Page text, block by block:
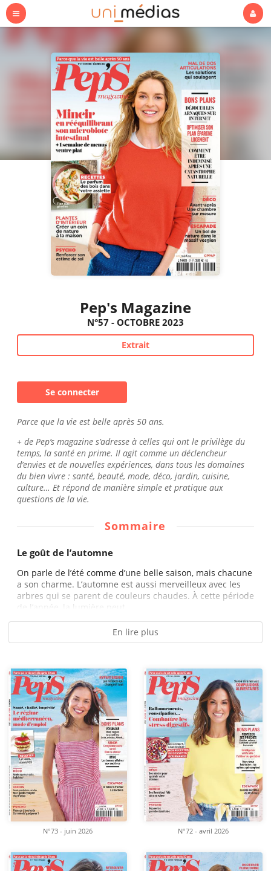
Pep's Magazine
N°57 - OCTOBRE 2023
Extrait
Se connecter
Parce que la vie est belle après 50 ans.
+ de Pep’s magazine s’adresse à celles qui ont le privilège du
temps, la santé en prime. Il agit comme un déclencheur
d’envies et de nouvelles expériences, dans tous les domaines
du bien vivre : santé, beauté, mode, déco, jardin, cuisine,
culture… Et répond de manière simple et pratique aux
questions de la vie.
Sommaire
Le goût de l’automne
On parle de l’été comme d’une belle saison, mais chacune
a son charme. L’automne est aussi merveilleux avec les
arbres qui se parent de couleurs chaudes. À cette période
de l’année, la lumière peut...
En lire plus
N°73 - juin 2026 N°72 - avril 2026